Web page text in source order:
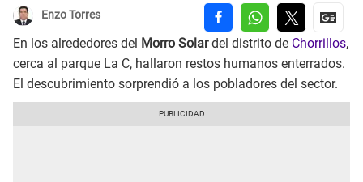
Enzo Torres
En los alrededores del Morro Solardel distrito de Chorrillos,
cerca al parque La C, hallaron restos humanos enterrados.
El descubrimiento sorprendió a los pobladores del sector.